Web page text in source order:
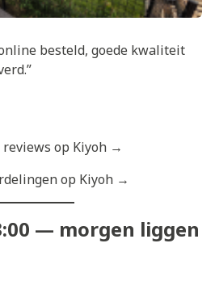
besteld, goede kwaliteit
reviews op Kiyoh →
op Kiyoh →
— morgen liggen